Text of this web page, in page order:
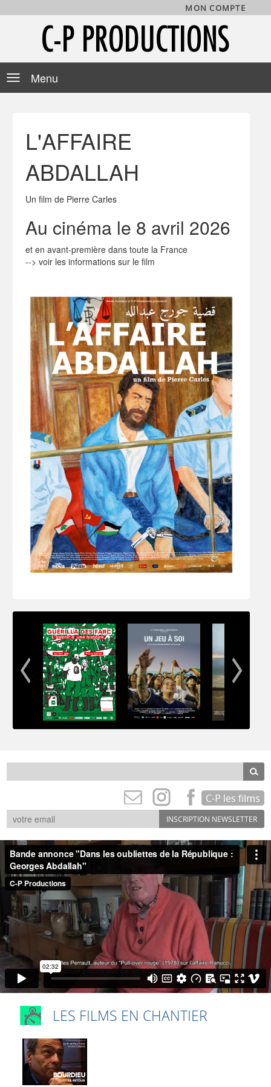
MON COMPTE
C-P PRODUCTIONS
Toggle
navigation
L'AFFAIRE
ABDALLAH
Un film de Pierre Carles
Au cinéma le 8 avril 2026
et en avant-première dans toute la France
--> voir les informations sur le film
LES FILMS EN CHANTIER